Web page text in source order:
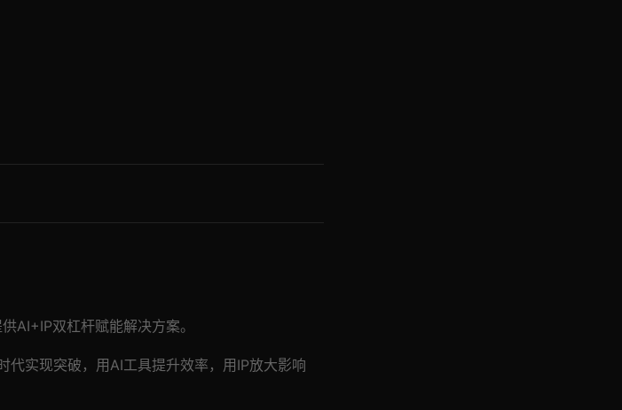
AI+IP双杠杆赋能解决方案。
代实现突破，用AI工具提升效率，用IP放大影响